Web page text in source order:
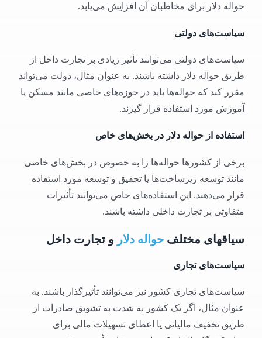
حواله دلار برای مخاطبان آن افزایش می‌یابد.
سیاست‌های دولتی
سیاست‌های دولتی می‌توانند تأثیر زیادی بر تجارت داخل از
طریق حواله دلار داشته باشند. به عنوان مثال، دولت می‌تواند
مقرر کند که حواله‌ها باید در حوزه‌های خاصی مانند مسکن یا
آموزش مورد استفاده قرار گیرند.
استفاده از حواله دلار در بخش‌های خاص
برخی از کشورها حواله‌ها را به خصوص در بخش‌های خاصی
مانند توسعه زیرساخت‌ها یا تحقیق و توسعه مورد استفاده
قرار می‌دهند. این استفاده‌های خاص می‌توانند تأثیرات
متفاوتی بر تجارت داخلی داشته باشند.
سیاقهای مختلف حواله دلار و تجارت داخل
سیاست‌های تجاری
سیاست‌های تجاری کشور نیز می‌توانند تأثیرگذار باشند. به
عنوان مثال، اگر یک کشور به شدت به تشویق صادرات از
طریق تخفیف مالیاتی یا اعطای تسهیلات مالی برای